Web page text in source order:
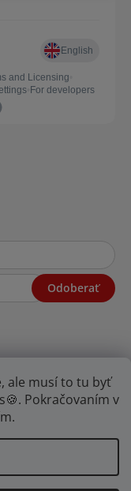
ale musí to tu byť
Pokračovaním v
Odoberať